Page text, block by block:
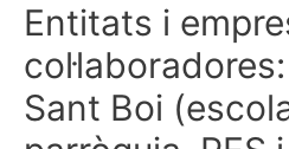
Entitats i
Sant Boi